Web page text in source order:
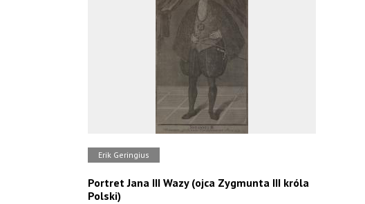
Erik Geringius
Portret Jana III Wazy (ojca Zygmunta III króla
Polski)